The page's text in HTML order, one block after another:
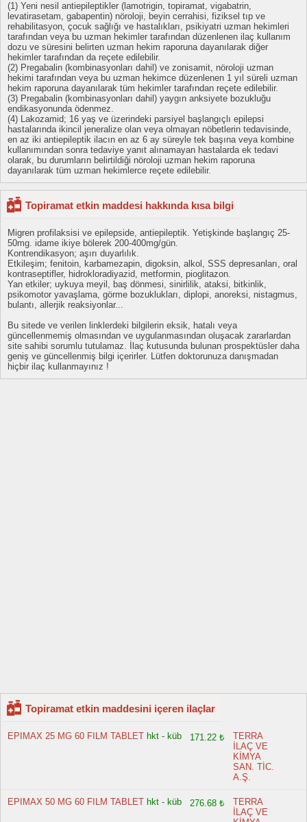
(1) Yeni nesil antiepileptikler (lamotrigin, topiramat, vigabatrin,
levatirasetam, gabapentin) nöroloji, beyin cerrahisi, fiziksel tıp ve
rehabilitasyon, çocuk sağlığı ve hastalıkları, psikiyatri uzman hekimleri
tarafından veya bu uzman hekimler tarafından düzenlenen ilaç kullanım
dozu ve süresini belirten uzman hekim raporuna dayanılarak diğer
hekimler tarafından da reçete edilebilir.
(2) Pregabalin (kombinasyonları dahil) ve zonisamit, nöroloji uzman
hekimi tarafından veya bu uzman hekimce düzenlenen 1 yıl süreli uzman
hekim raporuna dayanılarak tüm hekimler tarafından reçete edilebilir.
(3) Pregabalin (kombinasyonları dahil) yaygın anksiyete bozukluğu
endikasyonunda ödenmez.
(4) Lakozamid; 16 yaş ve üzerindeki parsiyel başlangıçlı epilepsi
hastalarında ikincil jeneralize olan veya olmayan nöbetlerin tedavisinde,
en az iki antiepileptik ilacın en az 6 ay süreyle tek başına veya kombine
kullanımından sonra tedaviye yanıt alınamayan hastalarda ek tedavi
olarak, bu durumların belirtildiği nöroloji uzman hekim raporuna
dayanılarak tüm uzman hekimlerce reçete edilebilir.
Topiramat etkin maddesi hakkında kısa bilgi
Migren profilaksisi ve epilepside, antiepileptik. Yetişkinde başlangıç 25-
50mg. idame ikiye bölerek 200-400mg/gün.
Kontrendikasyon; aşırı duyarlılık.
Etkileşim; fenitoin, karbamezapin, digoksin, alkol, SSS depresanları, oral
kontraseptifler, hidrokloradiyazid, metformin, pioglitazon.
Yan etkiler; uykuya meyil, baş dönmesi, sinirlilik, ataksi, bitkinlik,
psikomotor yavaşlama, görme bozuklukları, diplopi, anoreksi, nistagmus,
bulantı, allerjik reaksiyonlar...
Bu sitede ve verilen linklerdeki bilgilerin eksik, hatalı veya
güncellenmemiş olmasından ve uygulanmasından oluşacak zararlardan
site sahibi sorumlu tutulamaz. İlaç kutusunda bulunan prospektüsler daha
geniş ve güncellenmiş bilgi içerirler. Lütfen doktorunuza danışmadan
hiçbir ilaç kullanmayınız !
Topiramat etkin maddesini içeren ilaçlar
EPIMAX 25 MG 60 FILM TABLET hkt - küb 171.22 ₺
TERRA
İLAÇ VE
KİMYA
SAN. TİC.
A.Ş.
EPIMAX 50 MG 60 FILM TABLET hkt - küb 276.68 ₺
TERRA
İLAÇ VE